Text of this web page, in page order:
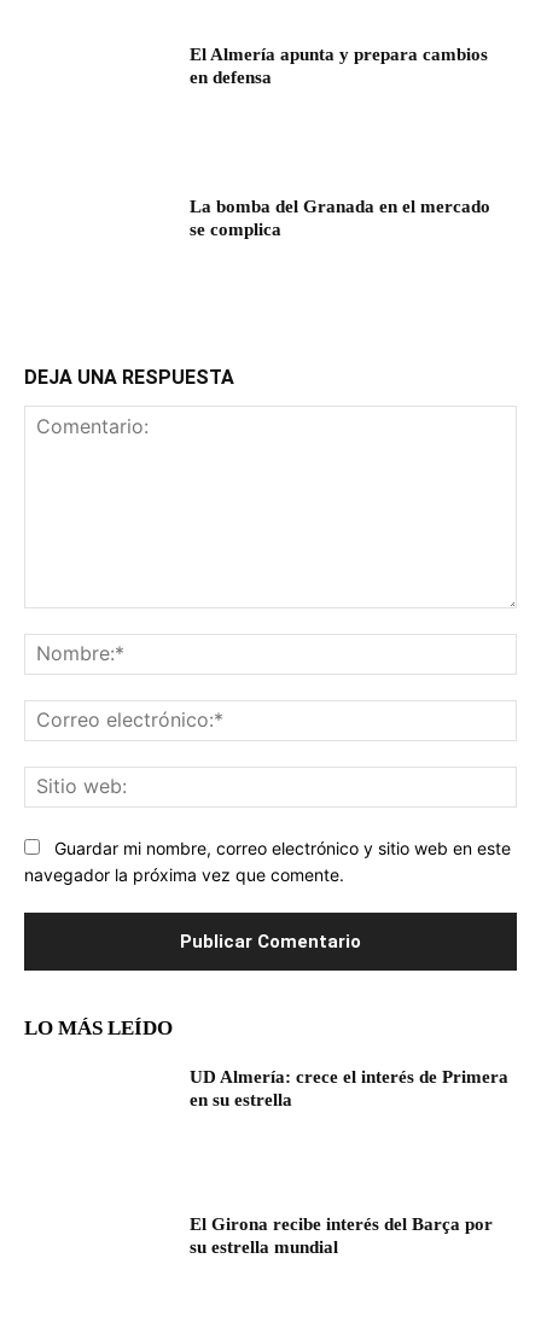
El Almería apunta y prepara cambios
en defensa
La bomba del Granada en el mercado
se complica
DEJA UNA RESPUESTA
Guardar mi nombre, correo electrónico y sitio web en este
navegador la próxima vez que comente.
LO MÁS LEÍDO
UD Almería: crece el interés de Primera
en su estrella
El Girona recibe interés del Barça por
su estrella mundial